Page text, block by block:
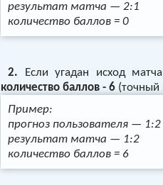
результат матча — 2:1
количество баллов = 0
2. Если угадан исход
количество баллов - 6 (точный
Пример:
прогноз пользователя — 1:2
результат матча — 1:2
количество баллов = 6